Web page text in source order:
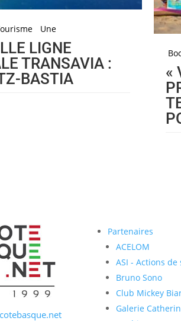
Une
LIGNE
TRANSAVIA :
BASTIA
«
Partenaires
ACELOM
ASI - Actions
Bruno Sono
Club Mickey
Galerie